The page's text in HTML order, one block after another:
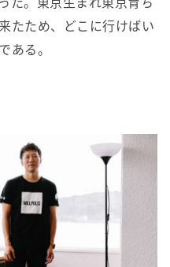
たため、どこに行けばい
ある。